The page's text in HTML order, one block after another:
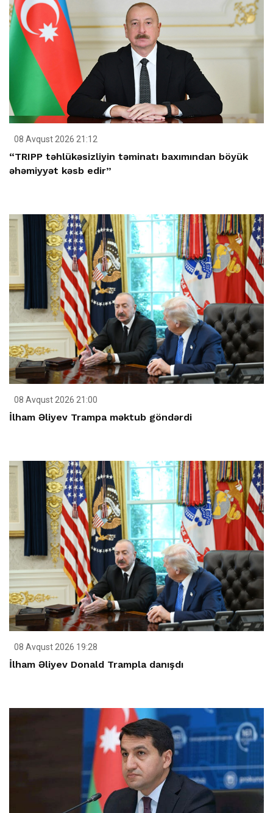
08 Avqust 2026 21:12
“TRIPP təhlükəsizliyin təminatı baxımından böyük
əhəmiyyət kəsb edir”
08 Avqust 2026 21:00
İlham Əliyev Trampa məktub göndərdi
08 Avqust 2026 19:28
İlham Əliyev Donald Trampla danışdı